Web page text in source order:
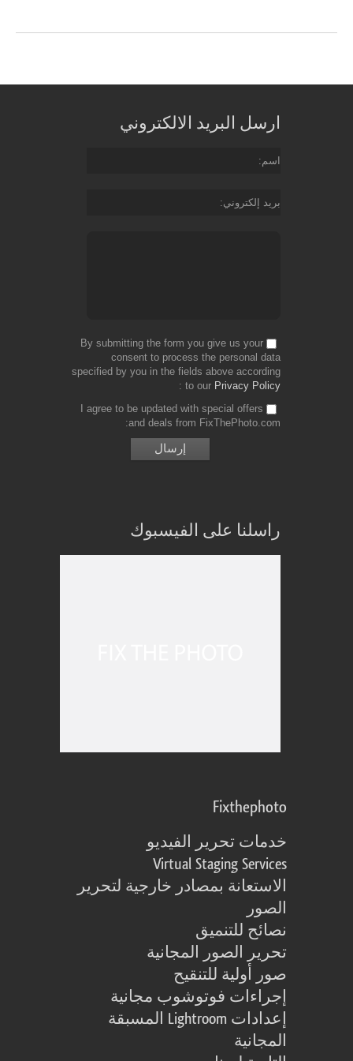
ارسل البريد الالكتروني
اسم
بريد إلكتروني
By submitting the form you give us your
consent to process the personal data
specified by you in the fields above according
to our Privacy Policy
I agree to be updated with special offers
and deals from FixThePhoto.com
راسلنا على الفيسبوك
Fixthephoto
خدمات تحرير الفيديو
Virtual Staging Services
الاستعانة بمصادر خارجية لتحرير
الصور
نصائح للتنميق
تحرير الصور المجانية
صور أولية للتنقيح
إجراءات فوتوشوب مجانية
إعدادات Lightroom المسبقة
المجانية